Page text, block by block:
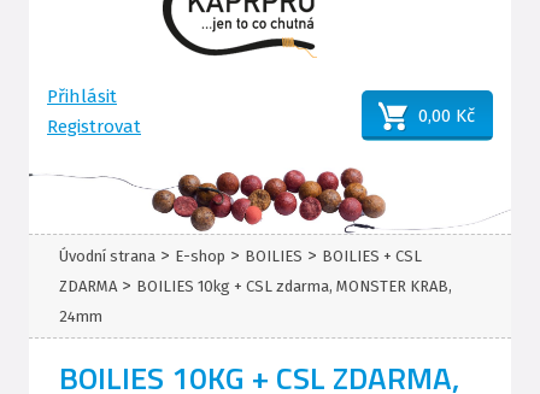
Přihlásit
Registrovat
0,00 Kč
Úvodní strana > E-shop > BOILIES > BOILIES + CSL
ZDARMA > BOILIES 10kg + CSL zdarma, MONSTER KRAB,
24mm
BOILIES 10KG + CSL ZDARMA,